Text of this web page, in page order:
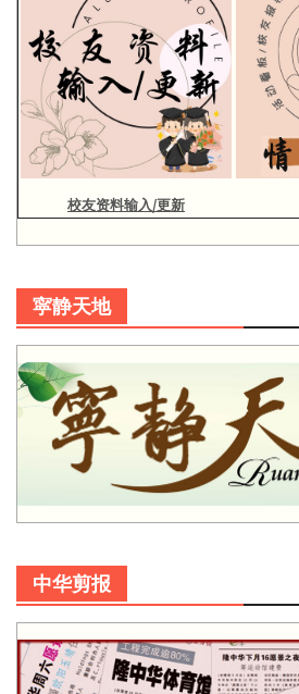
校友资料输入/更新
寜静天地
中华剪报